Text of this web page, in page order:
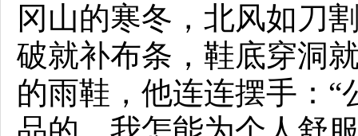
冈山的寒冬，北风如刀
破就补布条，鞋底穿洞
的雨鞋，他连连摆手：